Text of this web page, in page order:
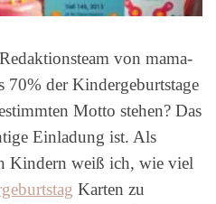
von mama-
70% der Kindergeburtstage
Motto stehen? Das
Einladung ist. Als
Kindern weiß ich, wie viel
Karten zu